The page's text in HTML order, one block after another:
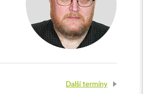
Další termíny